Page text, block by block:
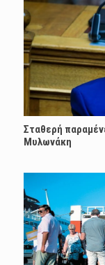
Σταθερή
Μυλωνάκη